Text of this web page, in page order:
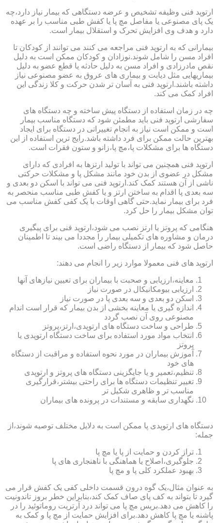
ارتوپد فنی وظیفه تشخیص و عرضه دستگاهی که بیمار نیاز دارد،چه
یک پای مصنوعی یا مفاصل مچ پا یا کفش طبی مناسب را بر عهده
دارد و هدف وی افزایش تحرک و استقلال بیمار است.
بیمارانی که به ارتوپد فنی مراجعه می کنند می توانند از کودکان تا
افراد مسن را شامل شوند.نوزادان و کودکان ممکن است به دلیل
نقص مادرزادی و افراد مسن به دلیل حادثه یا قطع عضو به دلیل
بیماریهایی مثل دیابت و بیماری های عروق به عضو مصنوعی نیاز
داشته باشند.ارتوپد فنی به آسان تر شدن حرکت و کلا زندگی این
افراد کمک می کند.
چه در زمان استفاده از دستگاه پیش ساخته و چه دستگاه های
سفارشی ارتوپد فنی باید مطمئن شود که دستگاه مناسب بیمار
است و ممکن است نیاز به انجام تغییراتی در دستگاه برای ایجاد
بهترین حالت ممکن برای فرد داشته باشد.رایج ترین استفاده از این
دستگاه ها برای مشکلات پا،مچ پا،زانو و ستون فقرات است.
ارتوپد فنی همچنین می تواند با تولید ارتزها به افرادی که دارای
مشکل در عضوی از بدن خود مانند مشکل پا و مشکلات حرکتی
ناشی از آن هستند کمک کند.ارتوپد فنی می تواند با اسکن دو بعدی و
سه بعدی پا اقدام به ساختن ارتز و یا کفش طبی مناسب منحصر به
فرد برای بیمار نماید.حتی گاهی اوقات با یک کفی کفش مناسب می
توان مشکل بیمار را حل کرد.
هنگامی که پروتز یا ارتز نصب می شود،ارتوپد فنی برای پیگیری
درمان و مشاوره های تکمیلی بیمار را مجددا می بیند تا اطمینان
حاصل شود که بیمار از دستگاه راضی است.
ارتوپد های فنی معمولا موارد زیر را انجام می دهند:
معاینه،ارزیابی و صحبت با بیماران برای تعیین نیازهای آنها
ارزیابی بیومکانیکال در صورت نیاز
اسکن دو بعدی و سه بعدی پا در صورت نیاز
اندازه گیری یا معاینه بخشی از بدن بیمار که قرار است اندام
مصنوعی روی آن نصب گردد
طراحی و ساخت دستگاه های ارتوپدی،ارتز،پروتز
انتخاب مواد مورد استفاده برای ساخت دستگاه ارتوپدی یا
پروتز
آموزش بیماران در مورد نحوه استفاده و مراقبت از دستگاه
های خود
تنظیم،تعمیر و یا جایگزینی دستگاه های پروتز و ارتوپدی
تغییر تنظیمات دستگاه ها برای راحتی بیشتر،قرارگیری
مناسب تر و ظاهری شکیل تر
نگهداری سابقه و مستندات در پرونده های بیماران
دستگاه های ارتوپدی پا ممکن است به دلایل مختلف توصیه شوند،از
جمله:
تراز کردن و حمایت از پا یا مچ پا
جلوگیری،اصلاح یا هماهنگی با ناهنجاری های پا
بهبود عملکرد کلی پا و مچ پا
به عنوان مثال،یک گوه درون قسمت داخلی کفی یک کفش قرار می
گیرد تا بتواند به کف پای صاف کمک کند،بنابراین خطر بروز تاندونیت
را کاهش می دهد.بریس مچ پا می تواند درد آرتریت روماتوئید را در
پاشنه یا مچ پا کاهش دهد.برای افزایش حمایت از مچ پا و کمک به